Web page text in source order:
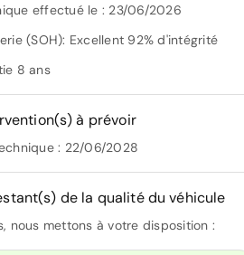
effectué le : 23/06/2026
(SOH): Excellent 92% d'intégrité
8 ans
à prévoir
: 22/06/2028
de la qualité du véhicule
nous mettons à votre disposition :